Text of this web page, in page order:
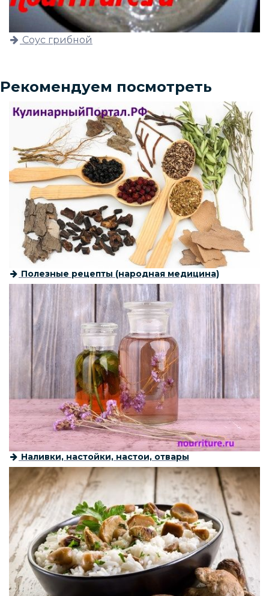
Соус грибной
Рекомендуем посмотреть
Полезные рецепты (народная медицина)
Наливки, настойки, настои, отвары